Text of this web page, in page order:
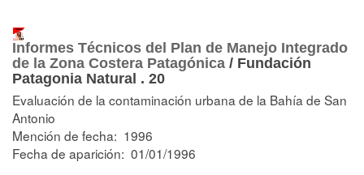
Informes Técnicos del Plan de Manejo Integrado
de la Zona Costera Patagónica / Fundación
Patagonia Natural . 20
Evaluación de la contaminación urbana de la Bahía de San
Antonio
Mención de fecha: 1996
Fecha de aparición: 01/01/1996